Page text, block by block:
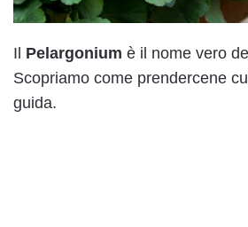
Il Pelargonium è il nome vero
Scopriamo come prendercene
guida.